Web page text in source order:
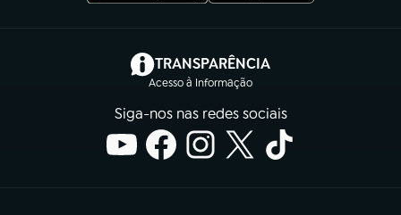
TRANSPARÊNCIA
Acesso à Informação
(abre em nova aba)
Siga-nos nas redes sociais